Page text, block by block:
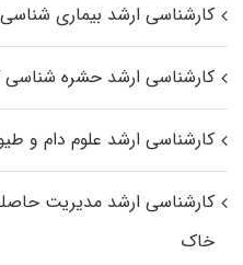
کارشناسی ارشد بیماری‌
کارشناسی ارشد حشره‌ شناسی
کارشناسی ارشد علوم دام و
کارشناسی ارشد مدیریت
خاک